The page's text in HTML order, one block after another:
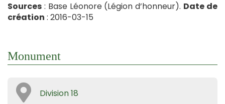
Sources : Base Léonore (Légion d’honneur). Date de
création : 2016-03-15
Monument
Division 18